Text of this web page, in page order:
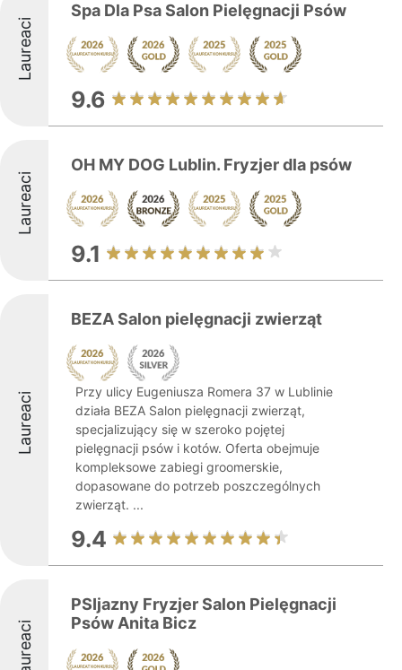
Laureaci
Spa Dla Psa Salon Pielęgnacji Psów
9.6
Laureaci
OH MY DOG Lublin. Fryzjer dla psów
9.1
Laureaci
BEZA Salon pielęgnacji zwierząt
Przy ulicy Eugeniusza Romera 37 w Lublinie
działa BEZA Salon pielęgnacji zwierząt,
specjalizujący się w szeroko pojętej
pielęgnacji psów i kotów. Oferta obejmuje
kompleksowe zabiegi groomerskie,
dopasowane do potrzeb poszczególnych
zwierząt. ...
9.4
Laureaci
PSIjazny Fryzjer Salon Pielęgnacji
Psów Anita Bicz